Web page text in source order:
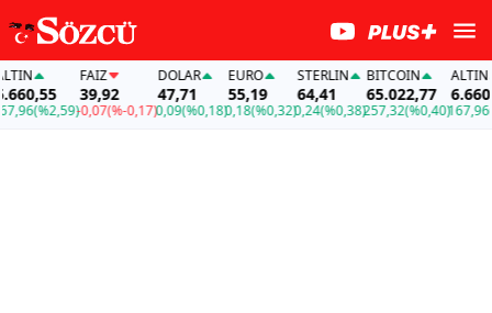
(%2,59)
FAİZ
39,92
-0,07(%-0,17)
DOLAR
47,71
0,09(%0,18)
EURO
55,19
0,18(%0,32)
STERLIN
64,41
0,24(%0,38)
BITCOIN
65.022,77
257,32(%0,40)
ALTIN
167,96